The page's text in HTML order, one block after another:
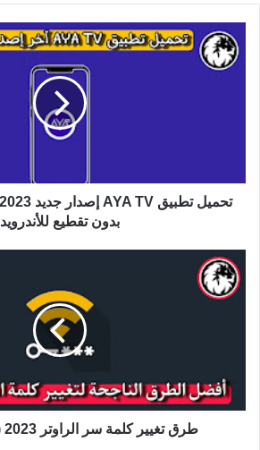
بدون تقطيع للأندرويد
طرق تغيير كلمة سر الراوتر 2023 (طرق مجربة)